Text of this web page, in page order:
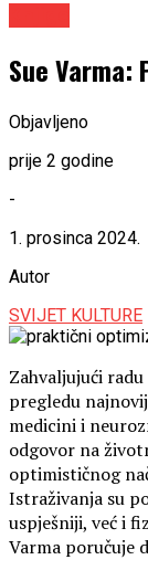
Sue
Objavljeno
prije 2 godine
-
1. prosinca 2024.
Autor
SVIJET KULTURE
Zahvaljujući
pregledu
medicini i
odgovor na
optimističnog
Istraživanja su
uspješniji, već i
Varma poručuje